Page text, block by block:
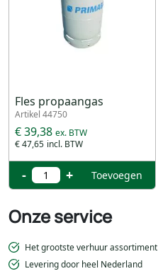
Onze service
Het grootste verhuur assortiment
Levering door heel Nederland
Fles propaangas
Artikel 44750
€ 47,65
€ 39,38
- + Toevoegen